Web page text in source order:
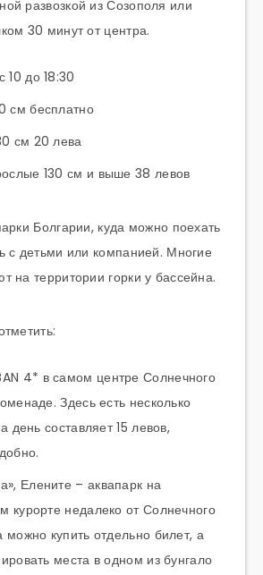
развозкой из Созополя или
30 минут от центра.
10 до 18:30
см бесплатно
см 20 лева
130 см и выше 38 левов
Болгарии, куда можно поехать
с детьми или компанией. Многие
на территории горки у бассейна.
4* в самом центре Солнечного
Здесь есть несколько
день составляет 15 левов,
Елените – аквапарк на
курорте недалеко от Солнечного
купить отдельно билет, а
места в одном из бунгало